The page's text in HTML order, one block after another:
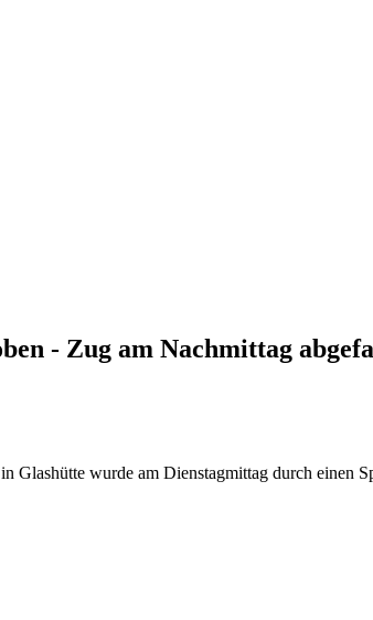
- Zug am Nachmittag
Glashütte wurde am Dienstagmittag durch